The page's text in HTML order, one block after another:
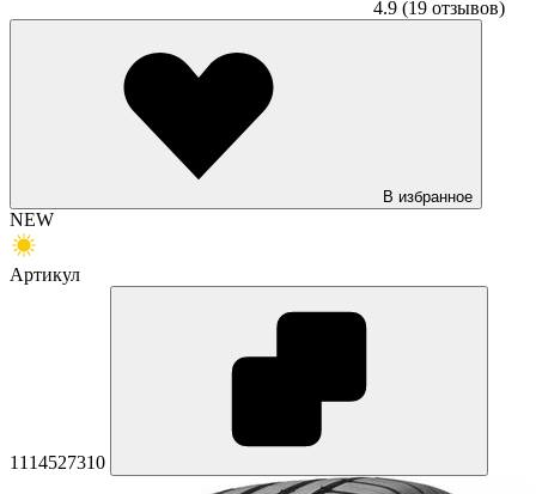
4.9 (19 отзывов)
В избранное
NEW
Артикул
1114527310